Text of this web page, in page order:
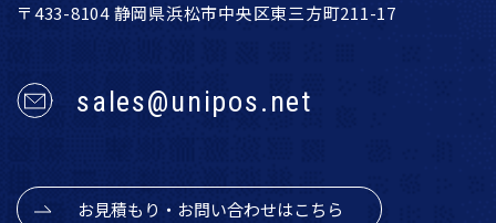
〒433-8104 静岡県浜松市中央区東三方町211-17
sales@unipos.net
お見積もり・お問い合わせはこちら